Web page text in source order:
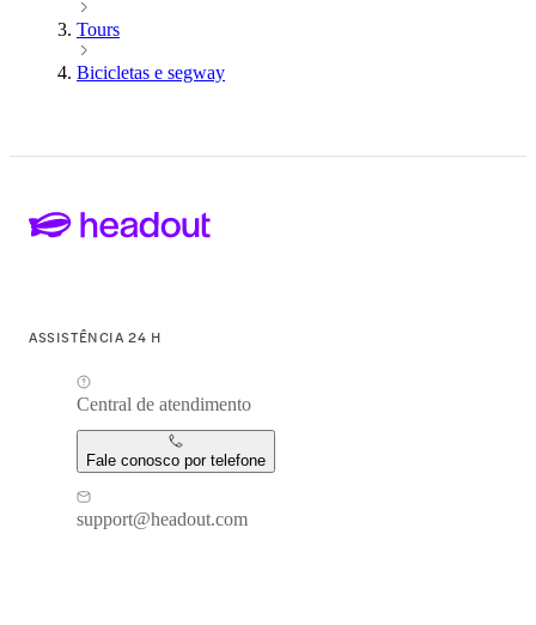
Tours
Bicicletas e segway
ASSISTÊNCIA 24 H
Central de atendimento
Fale conosco por telefone
support@headout.com